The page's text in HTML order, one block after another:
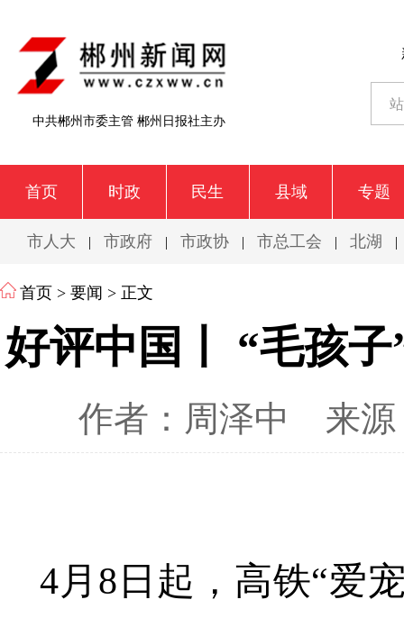
中共郴州市委主管 郴州日报社主办
首页 时政 民生 县域 专题
市人大 | 市政府 | 市政协 | 市总工会 | 北湖 |
首页 > 要闻 > 正文
好评中国丨 “毛孩
作者：周泽中 来
4月8日起，高铁“爱